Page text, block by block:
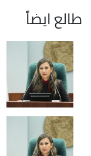
طالع ايضاً